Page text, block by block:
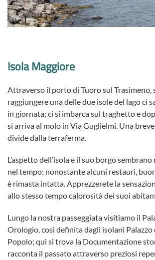
Isola Maggiore
Attraverso il porto di Tuoro sul Trasimeno,
raggiungere una delle due isole del lago ci
in giornata; ci si imbarca sul traghetto e
si arriva al molo in Via Guglielmi. Una
divide dalla terraferma.
L’aspetto dell’isola e il suo borgo
nel tempo: nonostante alcuni restauri,
è rimasta intatta. Apprezzerete la
allo stesso tempo calorosità dei suoi
Lungo la nostra passeggiata visitiamo il
Orologio, così definita dagli isolani Palazzo
Popolo; qui si trova la Documentazione
racconta il passato attraverso preziosi